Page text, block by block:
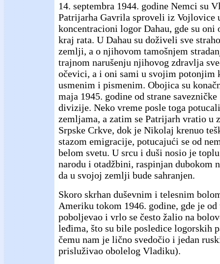
14. septembra 1944. godine Nemci su
Patrijarha Gavrila sproveli iz Vojlovice
koncentracioni logor Dahau, gde su oni
kraj rata. U Dahau su doživeli sve
zemlji, a o njihovom tamošnjem
trajnom narušenju njihovog zdravlja
očevici, a i oni sami u svojim potonjim
usmenim i pismenim. Obojica su
maja 1945. godine od strane
divizije. Neko vreme posle toga
zemljama, a zatim se Patrijarh vratio u
Srpske Crkve, dok je Nikolaj krenuo
stazom emigracije, potucajući se od
belom svetu. U srcu i duši nosio je
narodu i otadžbini, raspinjan dubokom
da u svojoj zemlji bude sahranjen.
Skoro skrhan duševnim i telesnim
Ameriku tokom 1946. godine, gde je od
poboljevao i vrlo se često žalio na
leđima, što su bile posledice logorskih
čemu nam je lično svedočio i jedan
prisluživao obolelog Vladiku).